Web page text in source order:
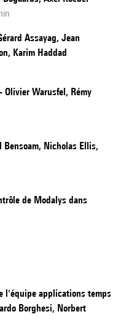
Assayag, Jean
Karim Haddad
Warusfel, Rémy
Nicholas Ellis,
de Modalys dans
l'équipe applications temps
Borghesi, Norbert